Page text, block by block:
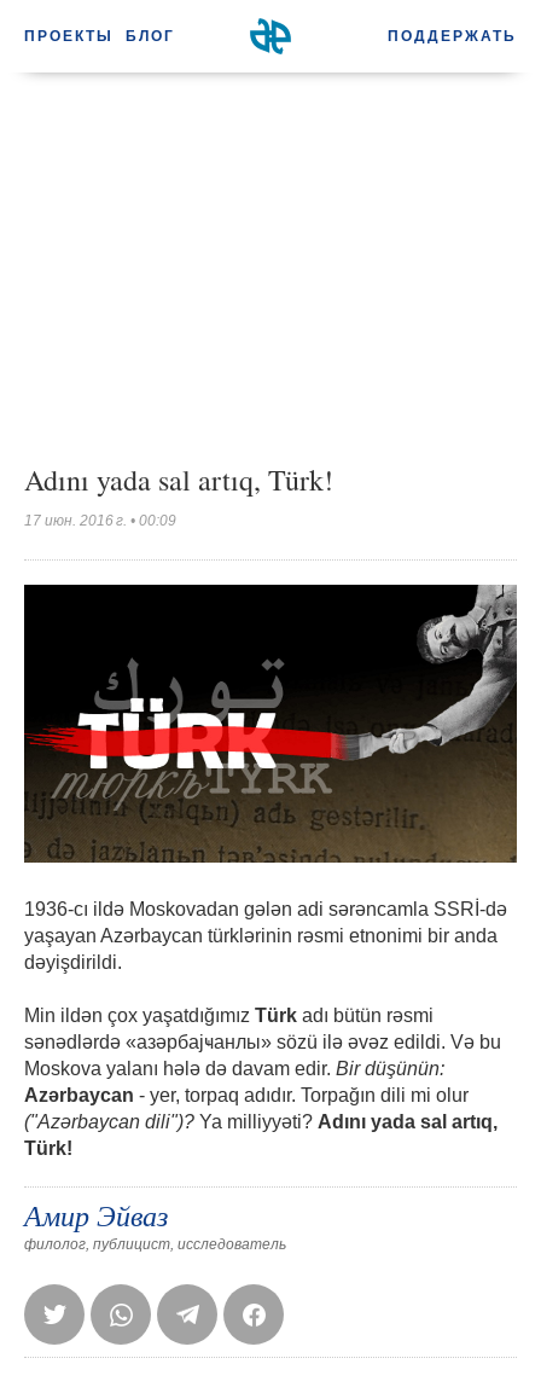
ПРОЕКТЫ БЛОГ ПОДДЕРЖАТЬ
Adını yada sal artıq, Türk!
17 июн. 2016 г. • 00:09
1936-cı ildə Moskovadan gələn adi sərəncamla SSRİ-də
yaşayan Azərbaycan türklərinin rəsmi etnonimi bir anda
dəyişdirildi.
Min ildən çox yaşatdığımız Türk adı bütün rəsmi
sənədlərdə «азәрбајҹанлы» sözü ilə əvəz edildi. Və bu
Moskova yalanı hələ də davam edir. Bir düşünün:
Azərbaycan - yer, torpaq adıdır. Torpağın dili mi olur
("Azərbaycan dili")? Ya milliyyəti? Adını yada sal artıq,
Türk!
Амир Эйваз